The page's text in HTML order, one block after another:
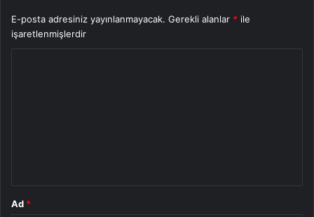
E-posta adresiniz yayınlanmayacak. Gerekli alanlar * ile
işaretlenmişlerdir
Ad *